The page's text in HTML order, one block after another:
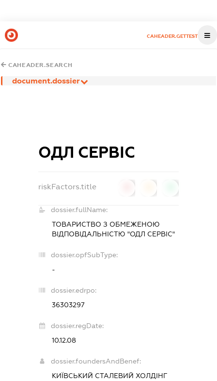
CAHEADER.GETTEST
CAHEADER.SEARCH
document.dossier
ОДЛ СЕРВІС
riskFactors.title
dossier.fullName:
ТОВАРИСТВО З ОБМЕЖЕНОЮ
ВІДПОВІДАЛЬНІСТЮ "ОДЛ СЕРВІС"
dossier.opfSubType:
-
dossier.edrpo:
36303297
dossier.regDate:
10.12.08
dossier.foundersAndBenef:
КИЇВСЬКИЙ СТАЛЕВИЙ ХОЛДІНГ